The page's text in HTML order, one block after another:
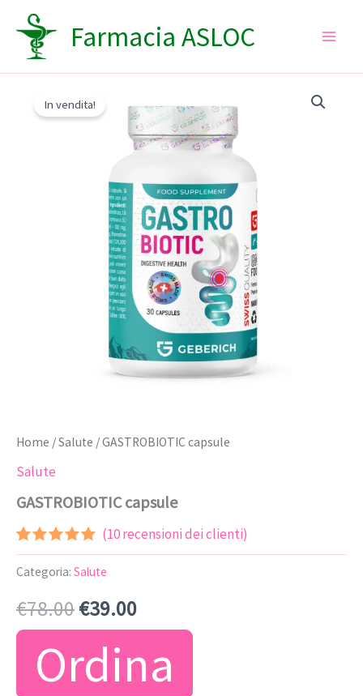
contenuto
Farmacia ASLOC
In vendita!
Home /Salute / GASTROBIOTIC capsule
Salute
GASTROBIOTIC capsule
Valutato
5.00su 5
su base
9
recensioni
(10recensioni dei clienti)
Categoria: Salute
€78.00Il
prezzo
originale
€39.00Il
prezzo
attuale
Ordina